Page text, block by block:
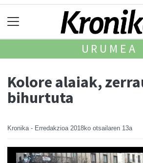
URUMEA
Kolore alaiak,
bihurtuta
Kronika - Erredakzioa 2018ko otsailaren 13a